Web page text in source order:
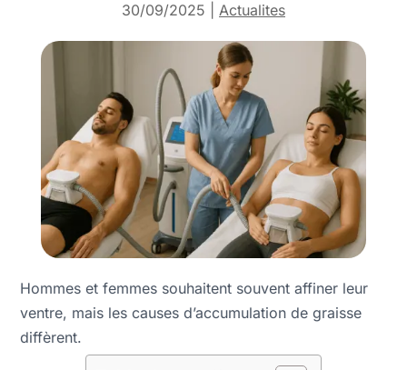
30/09/2025 Actualites
Hommes et femmes souhaitent souvent affiner leur
ventre, mais les causes d’accumulation de graisse
diffèrent.